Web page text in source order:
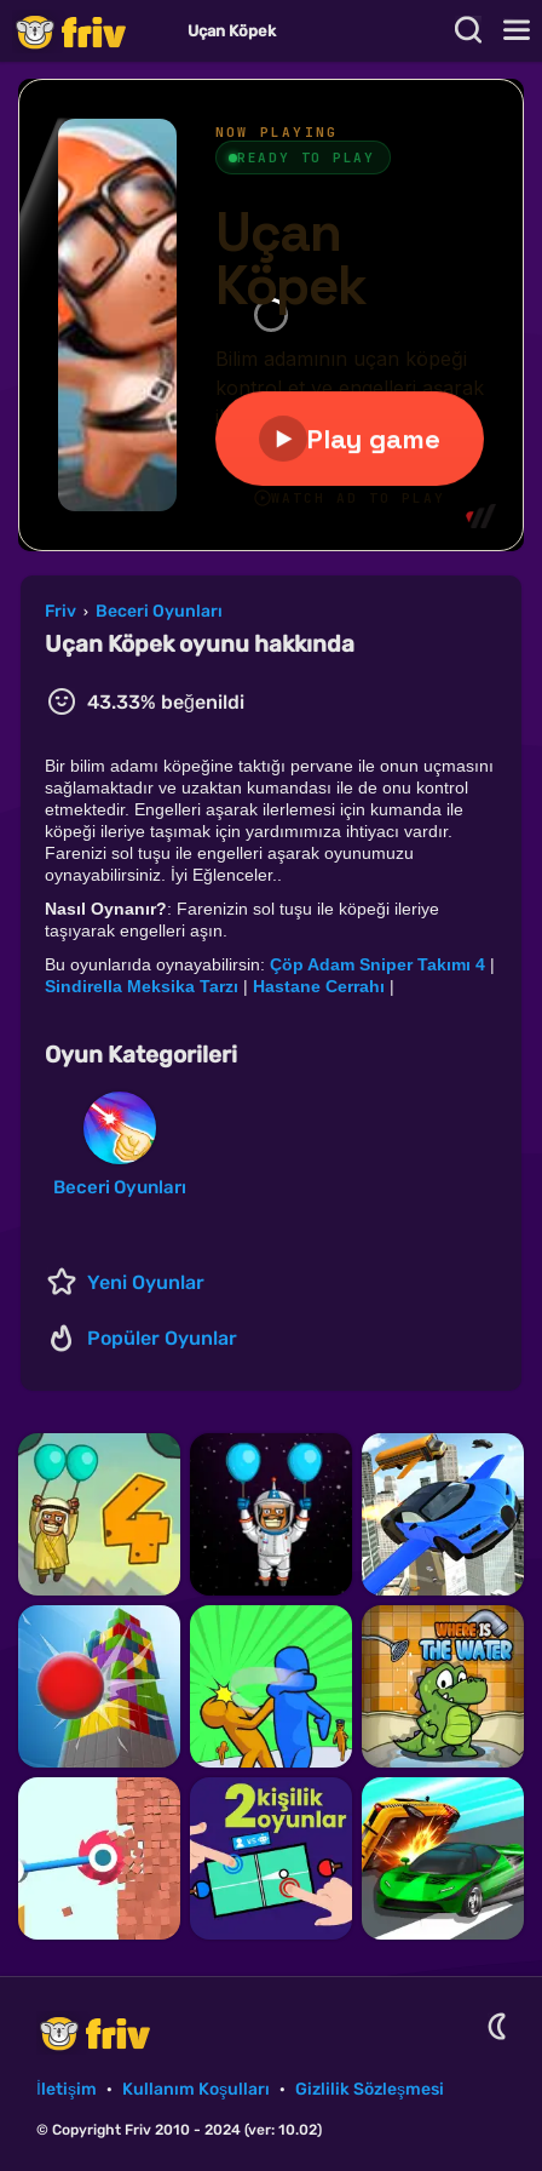
Uçan Köpek
Friv › Beceri Oyunları
Uçan Köpek oyunu hakkında
43.33% beğenildi
Bir bilim adamı köpeğine taktığı pervane ile onun uçmasını
sağlamaktadır ve uzaktan kumandası ile de onu kontrol
etmektedir. Engelleri aşarak ilerlemesi için kumanda ile
köpeği ileriye taşımak için yardımımıza ihtiyacı vardır.
Farenizi sol tuşu ile engelleri aşarak oyunumuzu
oynayabilirsiniz. İyi Eğlenceler..
Nasıl Oynanır?: Farenizin sol tuşu ile köpeği ileriye
taşıyarak engelleri aşın.
Bu oyunlarıda oynayabilirsin: Çöp Adam Sniper Takımı 4 |
Sindirella Meksika Tarzı | Hastane Cerrahı |
Oyun Kategorileri
Beceri Oyunları
Yeni Oyunlar
Popüler Oyunlar
İletişim · Kullanım Koşulları · Gizlilik Sözleşmesi
© Copyright Friv 2010 - 2024 (ver: 10.02)